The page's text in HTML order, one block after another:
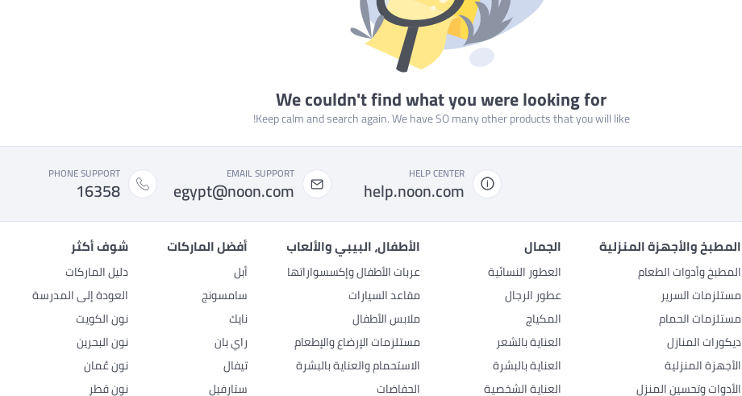
We couldn't find what you were looking for
Keep calm and search again. We have SO many other products that you will like!
HELP CENTER
help.noon.com
EMAIL SUPPORT
egypt@noon.com
PHONE SUPPORT
16358
المطبخ والأجهزة المنزلية
المطبخ وأدوات الطعام
مستلزمات السرير
مستلزمات الحمام
ديكورات المنازل
الأجهزة المنزلية
الأدوات وتحسين المنزل
الجمال
العطور النسائية
عطور الرجال
المكياج
العناية بالشعر
العناية بالبشرة
العناية الشخصية
الأطفال، البيبي والألعاب
عربات الأطفال وإكسسواراتها
مقاعد السيارات
ملابس الأطفال
مستلزمات الإرضاع والإطعام
الاستحمام والعناية بالبشرة
الحفاضات
أفضل الماركات
أبل
سامسونج
نايك
راي بان
تيفال
ستارفيل
شوف أكثر
دليل الماركات
العودة إلى المدرسة
نون الكويت
نون البحرين
نون عُمان
نون قطر